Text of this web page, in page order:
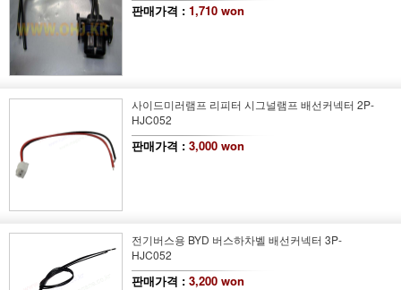
판매가격 : 1,710 won
사이드미러램프 리피터 시그널램프 배선커넥터 2P-
HJC052
판매가격 : 3,000 won
전기버스용 BYD 버스하차벨 배선커넥터 3P-
HJC052
판매가격 : 3,200 won